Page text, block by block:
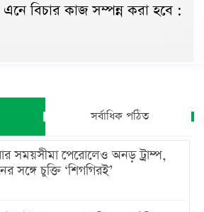
বিচার কাজ সম্পন্ন করা হবে :
সর্বাধিক পঠিত
সময়সীমা পেরোলেও অনড় ট্রাম্প,
সঙ্গে চুক্তি ‘শিগগিরই’